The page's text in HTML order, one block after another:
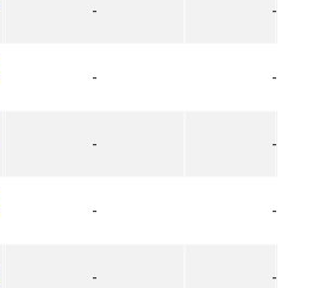
- -
- -
- -
- -
- -